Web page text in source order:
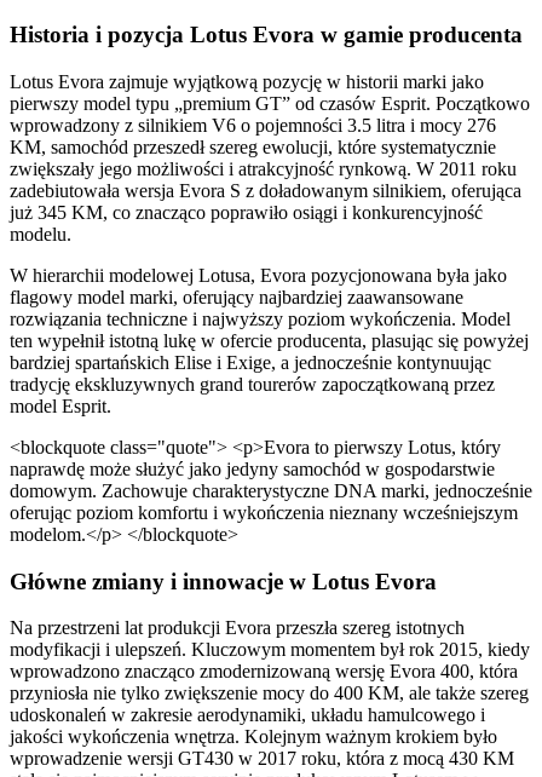
Historia i pozycja Lotus Evora w gamie producenta
Lotus Evora zajmuje wyjątkową pozycję w historii marki jako
pierwszy model typu „premium GT” od czasów Esprit. Początkowo
wprowadzony z silnikiem V6 o pojemności 3.5 litra i mocy 276
KM, samochód przeszedł szereg ewolucji, które systematycznie
zwiększały jego możliwości i atrakcyjność rynkową. W 2011 roku
zadebiutowała wersja Evora S z doładowanym silnikiem, oferująca
już 345 KM, co znacząco poprawiło osiągi i konkurencyjność
modelu.
W hierarchii modelowej Lotusa, Evora pozycjonowana była jako
flagowy model marki, oferujący najbardziej zaawansowane
rozwiązania techniczne i najwyższy poziom wykończenia. Model
ten wypełnił istotną lukę w ofercie producenta, plasując się powyżej
bardziej spartańskich Elise i Exige, a jednocześnie kontynuując
tradycję ekskluzywnych grand tourerów zapoczątkowaną przez
model Esprit.
<blockquote class="quote"> <p>Evora to pierwszy Lotus, który
naprawdę może służyć jako jedyny samochód w gospodarstwie
domowym. Zachowuje charakterystyczne DNA marki, jednocześnie
oferując poziom komfortu i wykończenia nieznany wcześniejszym
modelom.</p> </blockquote>
Główne zmiany i innowacje w Lotus Evora
Na przestrzeni lat produkcji Evora przeszła szereg istotnych
modyfikacji i ulepszeń. Kluczowym momentem był rok 2015, kiedy
wprowadzono znacząco zmodernizowaną wersję Evora 400, która
przyniosła nie tylko zwiększenie mocy do 400 KM, ale także szereg
udoskonaleń w zakresie aerodynamiki, układu hamulcowego i
jakości wykończenia wnętrza. Kolejnym ważnym krokiem było
wprowadzenie wersji GT430 w 2017 roku, która z mocą 430 KM